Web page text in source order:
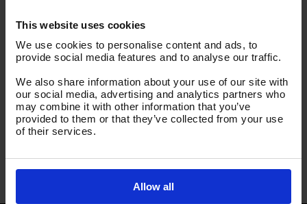
This website uses cookies
We use cookies to personalise content and ads, to
provide social media features and to analyse our traffic.
We also share information about your use of our site with
our social media, advertising and analytics partners who
may combine it with other information that you’ve
provided to them or that they’ve collected from your use
of their services.
Allow all
LOCATIE
Congrescentrum ‘S-Hertogenbosch
’s-Hertogenbosch,
SEPEM Centre Est Open house Yes Machinery